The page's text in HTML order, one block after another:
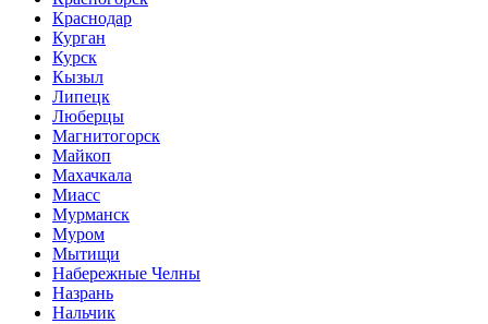
Краснодар
Курган
Курск
Кызыл
Липецк
Люберцы
Магнитогорск
Майкоп
Махачкала
Миасс
Мурманск
Муром
Мытищи
Набережные Челны
Назрань
Нальчик